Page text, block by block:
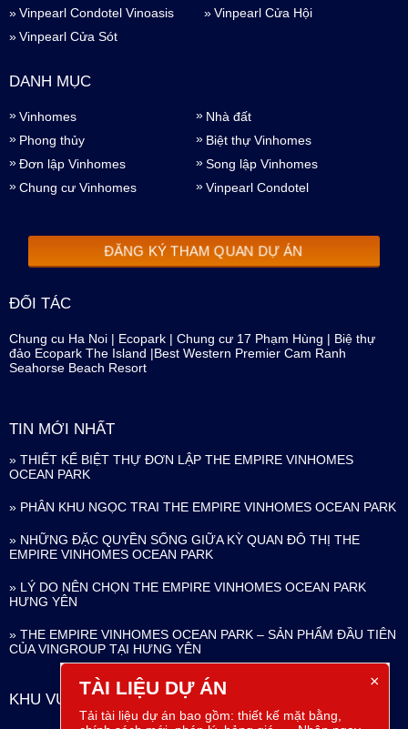
Vinpearl Condotel Vinoasis
Vinpearl Cửa Hội
Vinpearl Cửa Sót
DANH MỤC
Vinhomes
Nhà đất
Phong thủy
Biệt thự Vinhomes
Đơn lập Vinhomes
Song lập Vinhomes
Chung cư Vinhomes
Vinpearl Condotel
ĐĂNG KÝ THAM QUAN DỰ ÁN
ĐỐI TÁC
Chung cu Ha Noi | Ecopark | Chung cư 17 Phạm Hùng | Biệ thự
đảo Ecopark The Island |Best Western Premier Cam Ranh
Seahorse Beach Resort
TIN MỚI NHẤT
» THIẾT KẾ BIỆT THỰ ĐƠN LẬP THE EMPIRE VINHOMES
OCEAN PARK
» PHÂN KHU NGỌC TRAI THE EMPIRE VINHOMES OCEAN PARK
» NHỮNG ĐẶC QUYỀN SỐNG GIỮA KỲ QUAN ĐÔ THỊ THE
EMPIRE VINHOMES OCEAN PARK
» LÝ DO NÊN CHỌN THE EMPIRE VINHOMES OCEAN PARK
HƯNG YÊN
» THE EMPIRE VINHOMES OCEAN PARK – SẢN PHẨM ĐẦU TIÊN
CỦA VINGROUP TẠI HƯNG YÊN
KHU VỰC
TÀI LIỆU DỰ ÁN
Tải tài liệu dự án bao gồm: thiết kế mặt bằng,
×